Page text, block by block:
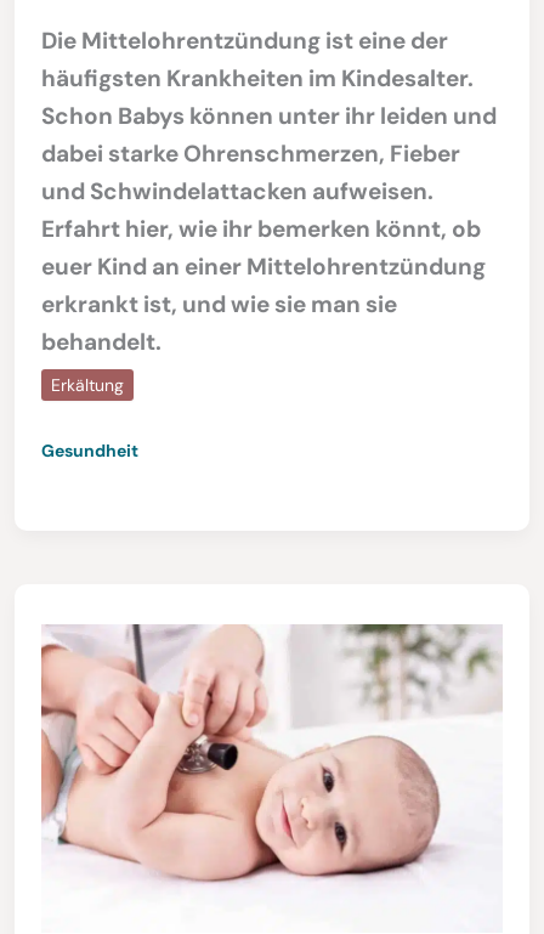
Die Mittelohrentzündung ist eine der
häufigsten Krankheiten im Kindesalter.
Schon Babys können unter ihr leiden und
dabei starke Ohrenschmerzen, Fieber
und Schwindelattacken aufweisen.
Erfahrt hier, wie ihr bemerken könnt, ob
euer Kind an einer Mittelohrentzündung
erkrankt ist, und wie sie man sie
behandelt.
Erkältung
Gesundheit